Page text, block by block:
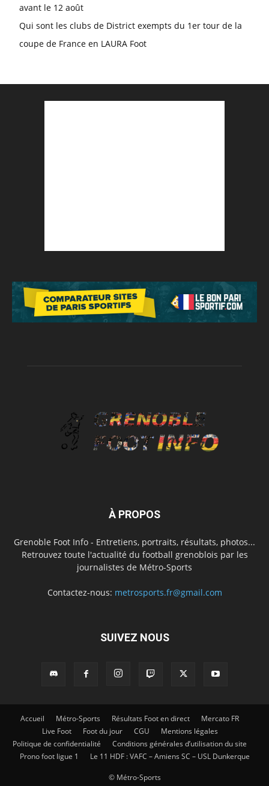
avant le 12 août
Qui sont les clubs de District exempts du 1er tour de la
coupe de France en LAURA Foot
À PROPOS
Grenoble Foot Info - Entretiens, portraits, résultats, photos...
Retrouvez toute l'actualité du football grenoblois par les
journalistes de Métro-Sports
Contactez-nous: metrosports.fr@gmail.com
SUIVEZ NOUS
Accueil Métro-Sports Résultats Foot en direct
Mercato FR
Live Foot
Foot du jour CGU
Mentions légales
Politique de confidentialité
Conditions générales d’utilisation du site
Prono foot ligue 1
Le 11 HDF : VAFC – Amiens SC – USL Dunkerque
© Métro-Sports